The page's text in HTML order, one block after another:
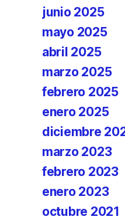
junio 2025
mayo 2025
abril 2025
marzo 2025
febrero 2025
enero 2025
diciembre
marzo 2023
febrero 2023
enero 2023
octubre 2021